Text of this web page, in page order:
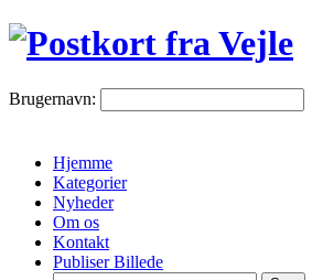
Brugernavn:
Hjemme
Kategorier
Nyheder
Om os
Kontakt
Publiser Billede